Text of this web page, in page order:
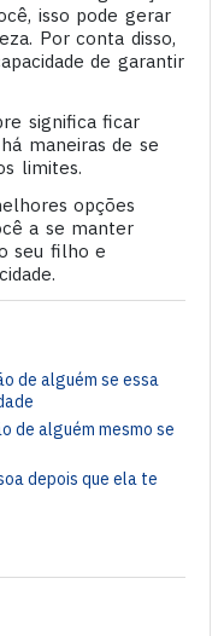
isso pode gerar
Por conta disso,
de garantir
significa ficar
maneiras de se
limites.
opções
a se manter
seu filho e
de alguém se essa
de alguém mesmo se
depois que ela te